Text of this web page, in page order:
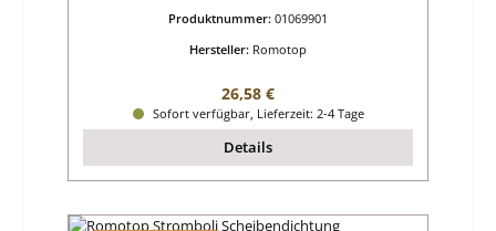
Produktnummer: 01069901
Hersteller: Romotop
Regulärer Preis:
26,58 €
Sofort verfügbar, Lieferzeit: 2-4 Tage
Details